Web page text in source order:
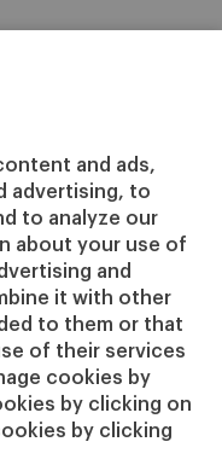
and ads,
advertising, to
to analyze our
about your use of
and
it with other
to them or that
of their services
cookies by
by clicking on
by clicking